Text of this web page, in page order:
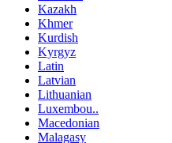
Kazakh
Khmer
Kurdish
Kyrgyz
Latin
Latvian
Lithuanian
Luxembou..
Macedonian
Malagasy